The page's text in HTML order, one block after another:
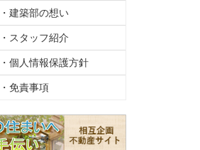
・建築部の想い
・スタッフ紹介
・個人情報保護方針
・免責事項